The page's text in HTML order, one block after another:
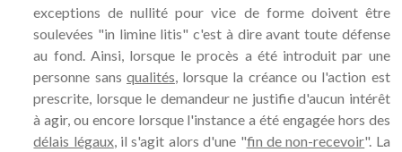
exceptions de nullité pour vice de forme doivent être
soulevées "in limine litis" c'est à dire avant toute défense
au fond. Ainsi, lorsque le procès a été introduit par une
personne sans qualités, lorsque la créance ou l'action est
prescrite, lorsque le demandeur ne justifie d'aucun intérêt
à agir, ou encore lorsque l'instance a été engagée hors des
délais légaux, il s'agit alors d'une "fin de non-recevoir". La